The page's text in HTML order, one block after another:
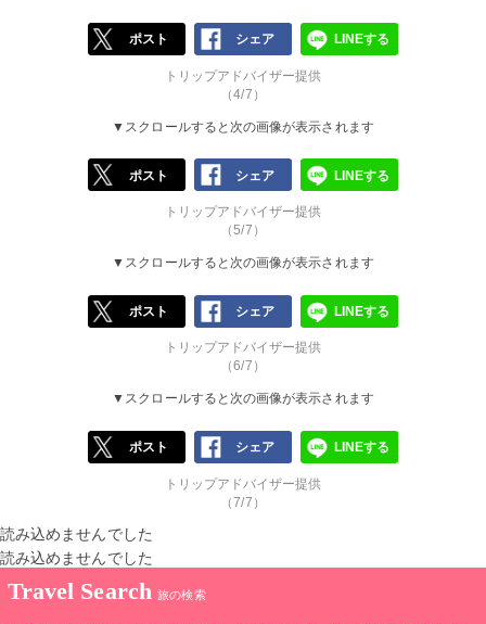
ポスト シェア LINEする
トリップアドバイザー提供
（4/7）
▼スクロールすると次の画像が表示されます
ポスト シェア LINEする
トリップアドバイザー提供
（5/7）
▼スクロールすると次の画像が表示されます
ポスト シェア LINEする
トリップアドバイザー提供
（6/7）
▼スクロールすると次の画像が表示されます
ポスト シェア LINEする
トリップアドバイザー提供
（7/7）
読み込めませんでした
読み込めませんでした
Travel Search 旅の検索